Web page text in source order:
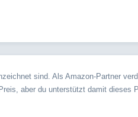
sind. Als Amazon-Partner
aber du unterstützt damit dieses